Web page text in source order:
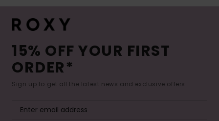
15% OFF YOUR FIRST
ORDER*
Sign up to get all the latest news and exclusive offers.